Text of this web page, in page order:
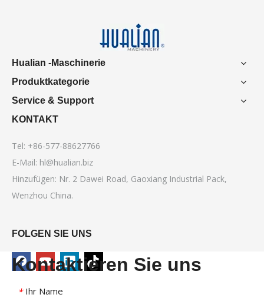
Hualian -Maschinerie
Produktkategorie
Service & Support
KONTAKT
Tel: +86-577-88627766
E-Mail: hl@hualian.biz
Hinzufügen: Nr. 2 Dawei Road, Gaoxiang Industrial Pack,
Wenzhou China.
FOLGEN SIE UNS
Kontaktieren Sie uns
* Ihr Name